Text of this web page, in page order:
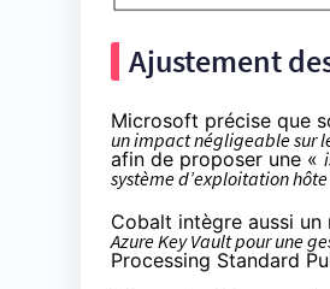
Ajustement
Microsoft précise que
un impact négligeable sur
afin de proposer une «
système d’exploitation hôte
Cobalt intègre aussi
Azure Key Vault pour une
Processing Standard